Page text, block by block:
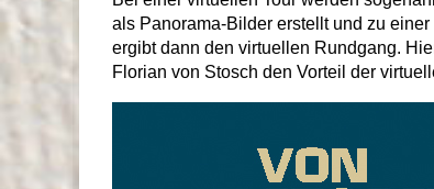
als Panorama-Bilder erstellt und zu
ergibt dann den virtuellen Rundgang.
Florian von Stosch den Vorteil der